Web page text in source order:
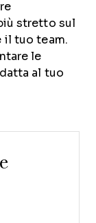
stretto sul
il tuo team.
le
al tuo